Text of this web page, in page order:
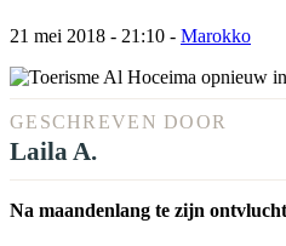
21 mei 2018 - 21:10 - Marokko
GESCHREVEN DOOR
Laila A.
Na maandenlang te zijn